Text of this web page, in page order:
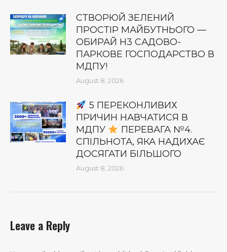
СТВОРЮЙ ЗЕЛЕНИЙ
ПРОСТІР МАЙБУТНЬОГО —
ОБИРАЙ Н3 САДОВО-
ПАРКОВЕ ГОСПОДАРСТВО В
МДПУ!
August 8, 2026
5 ПЕРЕКОНЛИВИХ
ПРИЧИН НАВЧАТИСЯ В
МДПУ
ПЕРЕВАГА №4.
СПІЛЬНОТА, ЯКА НАДИХАЄ
ДОСЯГАТИ БІЛЬШОГО
August 8, 2026
Leave a Reply